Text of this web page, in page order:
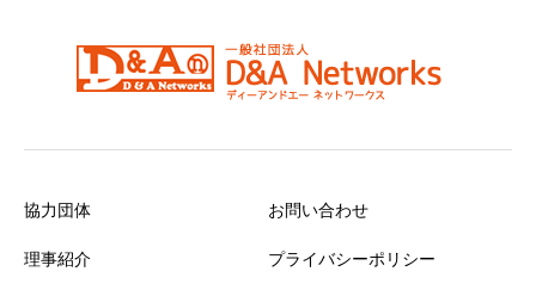
協力団体
理事紹介
お問い合わせ
プライバシーポリシー